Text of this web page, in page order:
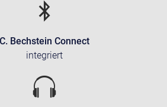
C. Bechstein Connect
integriert